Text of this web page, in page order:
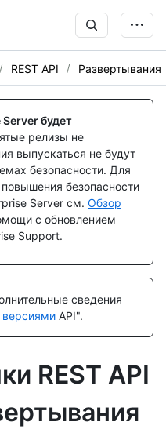
REST API Развертывания
будет
релизы не
выпускаться не будут
безопасности. Для
безопасности
Server см. Обзор
с обновлением
Support.
сведения
API".
REST API